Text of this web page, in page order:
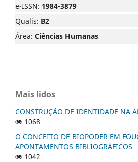
e-ISSN: 1984-3879
Qualis: B2
Área: Ciências Humanas
Mais lidos
CONSTRUÇÃO DE IDENTIDADE NA
1068
O CONCEITO DE BIOPODER EM
APONTAMENTOS BIBLIOGRÁFICOS
1042